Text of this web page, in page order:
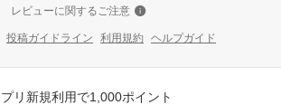
レビューに関するご注意
投稿ガイドライン 利用規約 ヘルプガイド
リ新規利用で1,000ポイント